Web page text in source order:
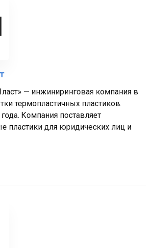
— инжиниринговая компания в
термопластичных пластиков.
Компания поставляет
пластики для юридических лиц и